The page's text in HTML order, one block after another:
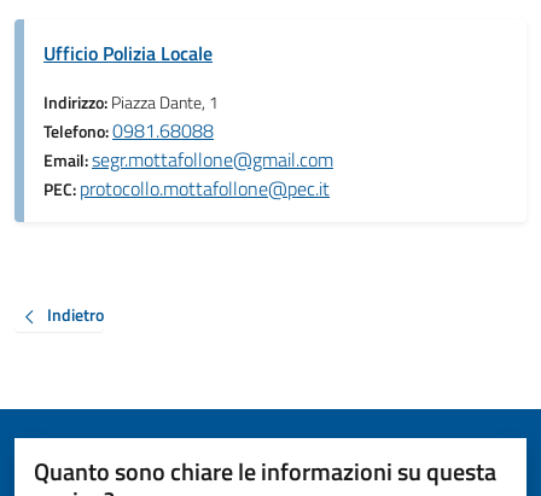
Ufficio Polizia Locale
Indirizzo:Piazza Dante, 1
Telefono:0981.68088
Email:segr.mottafollone@gmail.com
PEC:protocollo.mottafollone@pec.it
Indietro
Quanto sono chiare le informazioni su questa